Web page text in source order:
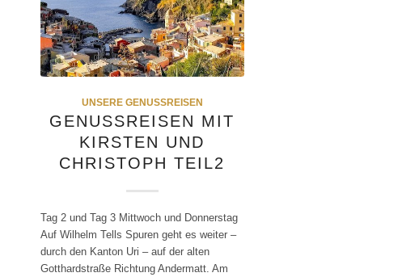
UNSERE GENUSSREISEN
GENUSSREISEN MIT
KIRSTEN UND
CHRISTOPH TEIL2
Tag 2 und Tag 3 Mittwoch und Donnerstag
Auf Wilhelm Tells Spuren geht es weiter –
durch den Kanton Uri – auf der alten
Gotthardstraße Richtung Andermatt. Am